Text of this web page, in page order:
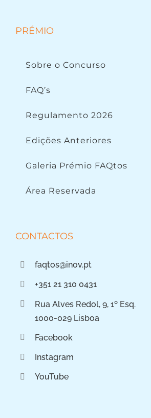
PRÉMIO
Sobre o Concurso
FAQ’s
Regulamento 2026
Edições Anteriores
Galeria Prémio FAQtos
Área Reservada
CONTACTOS
faqtos@inov.pt
+351 21 310 0431
Rua Alves Redol, 9, 1º Esq.
1000-029 Lisboa
Facebook
Instagram
YouTube